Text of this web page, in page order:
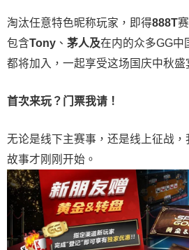
淘汰任意特色昵称玩家，即得888T
包含Tony 、 茅人及在内的众多GG中
都将加入，一起享受这场国庆中秋盛
首次来玩？门票我请！
无论是线下主赛事，还是线上征战
故事才刚刚开始。